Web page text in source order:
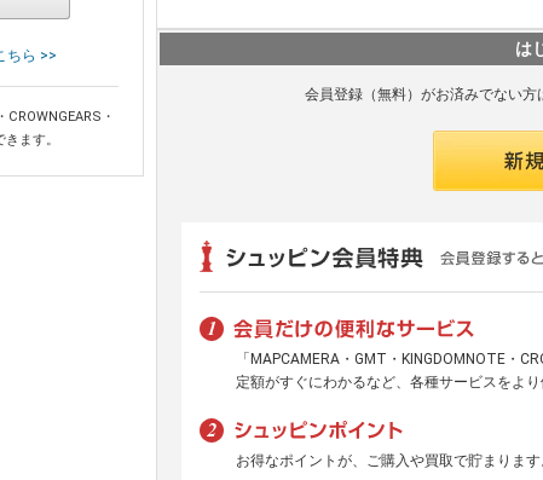
ちら >>
・
ます。
は
会員登録（無料）がお済みでない方
「MAPCAMERA・GMT・KINGDOMNOTE・
定額がすぐにわかるなど、各種サービスをより
お得なポイントが、ご購入や買取で貯まりま